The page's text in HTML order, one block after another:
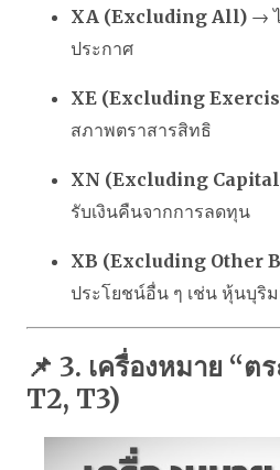
XA (Excluding All) →
ประกาศ
XE (Excluding
สภาพตราสารสิทธิ
XN (Excluding
รับเงินคืนจากการลดทุน
XB (Excluding Other
ประโยชน์อื่น ๆ เช่น หุ้นบุริ
📌 3. เครื่องหมาย “ต
T2, T3)